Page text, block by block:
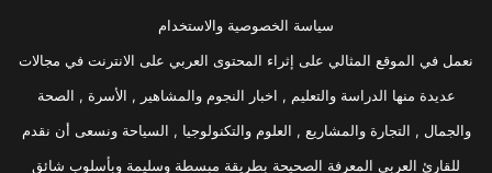
سياسة الخصوصية والاستخدام
نعمل في الموقع المثالي على إثراء المحتوى العربي على الانترنت في مجالات
عديدة منها الدراسة والتعليم , اخبار النجوم والمشاهير , الأسرة , الصحة
والجمال , التجارة والمشاريع , العلوم والتكنولوجيا , السياحة ونسعى أن نقدم
للقارئ العربي المعرفة الصحيحة بطريقة مبسطة وسليمة وبأسلوب شائق